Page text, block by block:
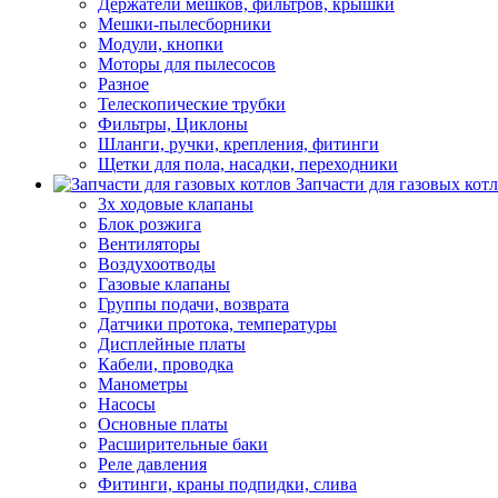
Держатели мешков, фильтров, крышки
Мешки-пылесборники
Модули, кнопки
Моторы для пылесосов
Разное
Телескопические трубки
Фильтры, Циклоны
Шланги, ручки, крепления, фитинги
Щетки для пола, насадки, переходники
Запчасти для газовых
3х ходовые клапаны
Блок розжига
Вентиляторы
Воздухоотводы
Газовые клапаны
Группы подачи, возврата
Датчики протока, температуры
Дисплейные платы
Кабели, проводка
Манометры
Насосы
Основные платы
Расширительные баки
Реле давления
Фитинги, краны подпидки, слива